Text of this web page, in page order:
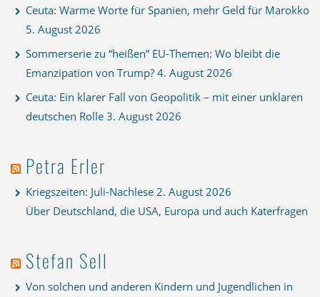
Ceuta: Warme Worte für Spanien, mehr Geld für Marokko
5. August 2026
Sommerserie zu “heißen” EU-Themen: Wo bleibt die
Emanzipation von Trump? 4. August 2026
Ceuta: Ein klarer Fall von Geopolitik – mit einer unklaren
deutschen Rolle 3. August 2026
Petra Erler
Kriegszeiten: Juli-Nachlese 2. August 2026
Über Deutschland, die USA, Europa und auch Katerfragen
Stefan Sell
Von solchen und anderen Kindern und Jugendlichen in